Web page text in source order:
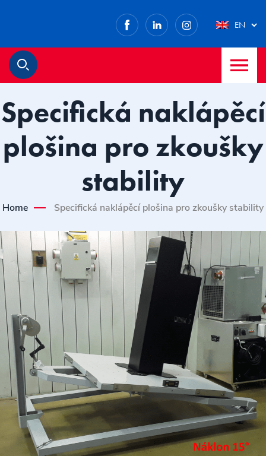
Facebook
LinkedInInstagram
EN
Specifická naklápěcí
plošina pro zkoušky
stability
Home Specifická naklápěcí plošina pro zkoušky stability